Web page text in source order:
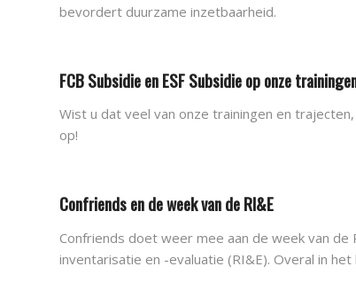
bevordert duurzame inzetbaarheid.
FCB Subsidie en ESF Subsidie op onze
Wist u dat veel van onze trainingen en
op!
Confriends en de week van de RI&E
Confriends doet weer mee aan de week van
inventarisatie en -evaluatie (RI&E). Overal in